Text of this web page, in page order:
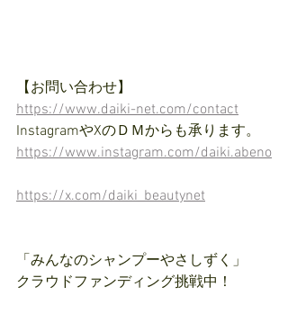
【お問い合わせ】
https://www.daiki-net.com/contact
InstagramやXのＤＭからも承ります。
https://www.instagram.com/daiki.abeno
https://x.com/daiki_beautynet
「みんなのシャンプーやさしずく」
クラウドファンディング挑戦中！